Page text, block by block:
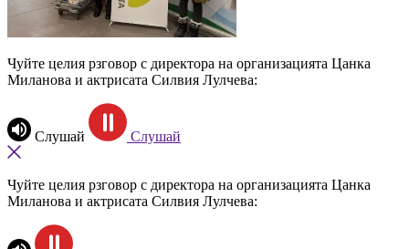
Чуйте целия рзговор с директора на организацията Цанка
Миланова и актрисата Силвия Лулчева:
Слушай Слушай
Чуйте целия рзговор с директора на организацията Цанка
Миланова и актрисата Силвия Лулчева: